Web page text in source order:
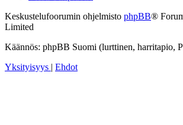
Keskustelufoorumin ohjelmisto phpBB®
Limited
Käännös: phpBB Suomi (lurttinen, harritapio,
Yksityisyys | Ehdot